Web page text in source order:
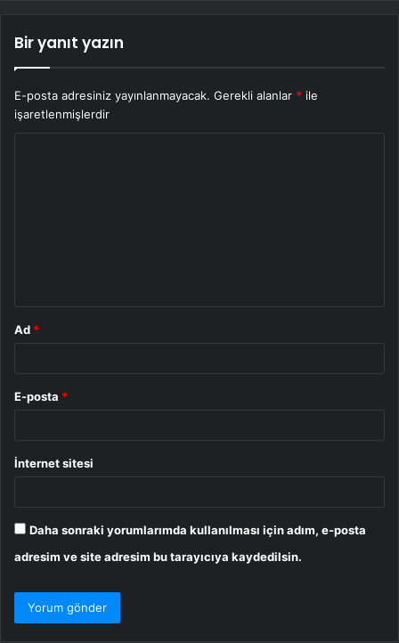
Bir yanıt yazın
E-posta adresiniz yayınlanmayacak. Gerekli alanlar * ile
işaretlenmişlerdir
Ad *
E-posta *
İnternet sitesi
Daha sonraki yorumlarımda kullanılması için adım, e-posta
adresim ve site adresim bu tarayıcıya kaydedilsin.